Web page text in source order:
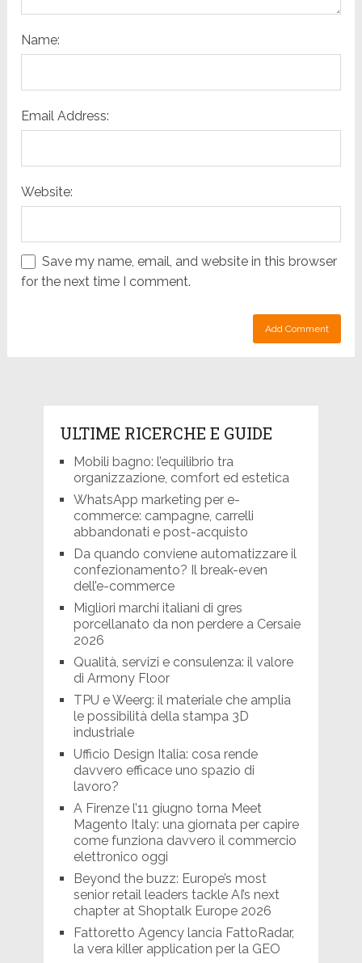
Name:
Email Address:
Website:
Save my name, email, and website in this browser
for the next time I comment.
ULTIME RICERCHE E GUIDE
Mobili bagno: l’equilibrio tra
organizzazione, comfort ed estetica
WhatsApp marketing per e-
commerce: campagne, carrelli
abbandonati e post-acquisto
Da quando conviene automatizzare il
confezionamento? Il break-even
dell’e-commerce
Migliori marchi italiani di gres
porcellanato da non perdere a Cersaie
2026
Qualità, servizi e consulenza: il valore
di Armony Floor
TPU e Weerg: il materiale che amplia
le possibilità della stampa 3D
industriale
Ufficio Design Italia: cosa rende
davvero efficace uno spazio di
lavoro?
A Firenze l’11 giugno torna Meet
Magento Italy: una giornata per capire
come funziona davvero il commercio
elettronico oggi
Beyond the buzz: Europe’s most
senior retail leaders tackle AI’s next
chapter at Shoptalk Europe 2026
Fattoretto Agency lancia FattoRadar,
la vera killer application per la GEO